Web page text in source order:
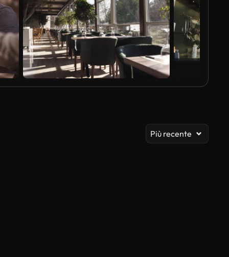
Più recente